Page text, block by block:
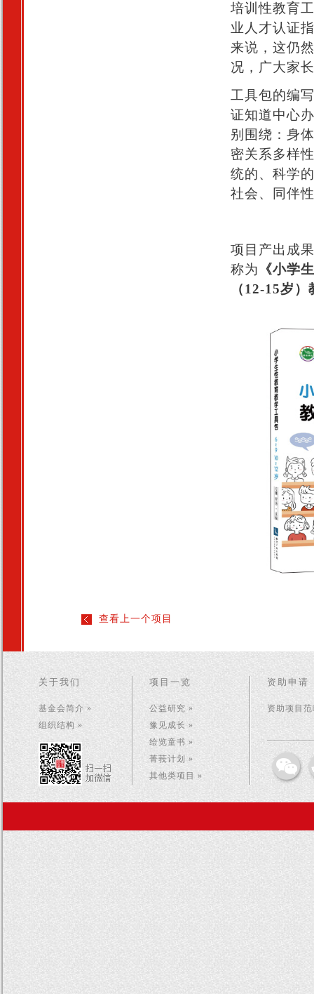
培训性教育
业人才认证
来说，这仍
况，广大家
工具包的编
证知道中心
别围绕：身
密关系多样
统的、科学
社会、同伴
项目产出成
称为 《小学
（12-15岁
查看上一个项目
关于我们
基金会简介 »
组织结构 »
项目一览
公益研究 »
豫见成长 »
绘览童书 »
菁莪计划 »
其他类项目 »
资助申请
资助项目